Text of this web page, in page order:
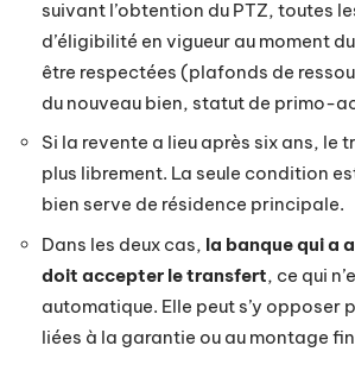
suivant l’obtention du PTZ, toutes
d’éligibilité en vigueur au moment
être respectées (plafonds de
du nouveau bien, statut de primo-
Si la revente a lieu après six ans, le
plus librement. La seule condition
bien serve de résidence principale.
Dans les deux cas, la banque qui a
doit accepter le transfert, ce qui
automatique. Elle peut s’y opposer
liées à la garantie ou au montage